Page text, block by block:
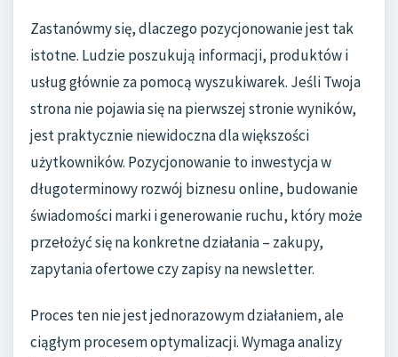
Zastanówmy się, dlaczego pozycjonowanie jest tak
istotne. Ludzie poszukują informacji, produktów i
usług głównie za pomocą wyszukiwarek. Jeśli Twoja
strona nie pojawia się na pierwszej stronie wyników,
jest praktycznie niewidoczna dla większości
użytkowników. Pozycjonowanie to inwestycja w
długoterminowy rozwój biznesu online, budowanie
świadomości marki i generowanie ruchu, który może
przełożyć się na konkretne działania – zakupy,
zapytania ofertowe czy zapisy na newsletter.
Proces ten nie jest jednorazowym działaniem, ale
ciągłym procesem optymalizacji. Wymaga analizy